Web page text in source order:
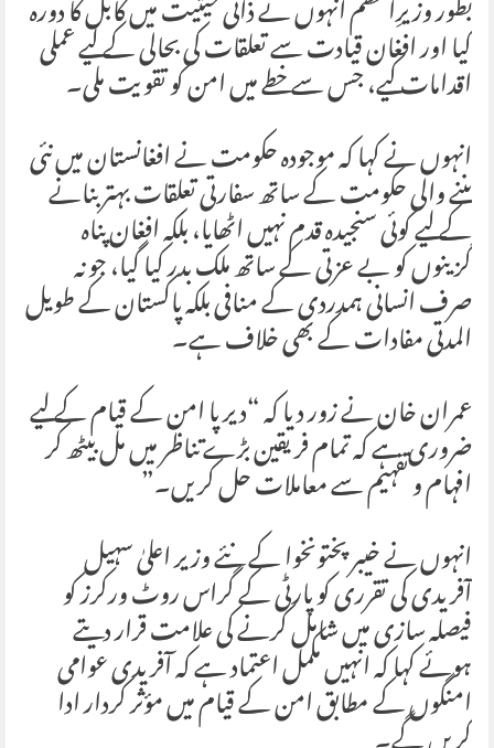
بطور وزیرِاعظم انہوں نے ذاتی حیثیت میں کابل کا دورہ
کیا اور افغان قیادت سے تعلقات کی بحالی کے لیے عملی
اقدامات کیے، جس سے خطے میں امن کو تقویت ملی۔
انہوں نے کہا کہ موجودہ حکومت نے افغانستان میں نئی
بننے والی حکومت کے ساتھ سفارتی تعلقات بہتر بنانے
کے لیے کوئی سنجیدہ قدم نہیں اٹھایا، بلکہ افغان پناہ
گزینوں کو بے عزتی کے ساتھ ملک بدر کیا گیا، جو نہ
صرف انسانی ہمدردی کے منافی بلکہ پاکستان کے طویل
المدتی مفادات کے بھی خلاف ہے۔
عمران خان نے زور دیا کہ “دیرپا امن کے قیام کے لیے
ضروری ہے کہ تمام فریقین بڑے تناظر میں مل بیٹھ کر
افہام و تفہیم سے معاملات حل کریں۔”
انہوں نے خیبرپختونخوا کے نئے وزیر اعلیٰ سہیل
آفریدی کی تقرری کو پارٹی کے گراس روٹ ورکرز کو
فیصلہ سازی میں شامل کرنے کی علامت قرار دیتے
ہوئے کہا کہ انہیں مکمل اعتماد ہے کہ آفریدی عوامی
امنگوں کے مطابق امن کے قیام میں مؤثر کردار ادا